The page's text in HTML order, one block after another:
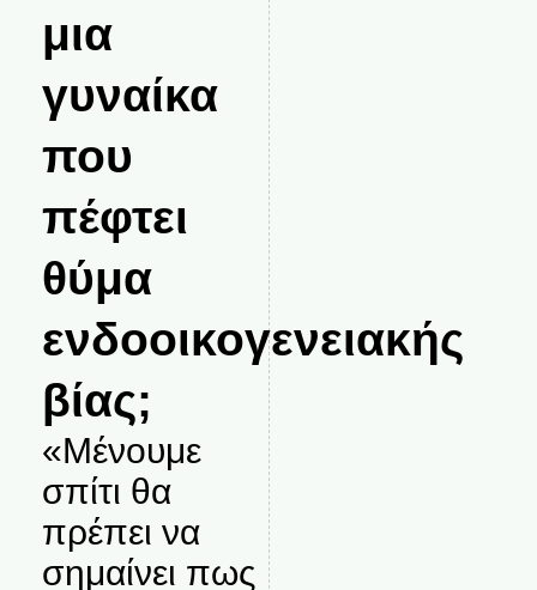
μια
γυναίκα
που
πέφτει
θύμα
ενδοοικογενειακής
βίας;
«Μένουμε
σπίτι θα
πρέπει να
σημαίνει πως